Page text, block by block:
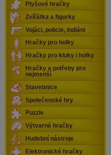
Plyšové hračky
Zvířátka a figurky
Vojáci, policie, indiáni
Hračky pro holky
Hračky pro kluky i holky
Hračky a potřeby pro
nejmenší
Stavebnice
Společenské hry
Puzzle
Výtvarné hračky
Hudební nástroje
Elektronické hračky